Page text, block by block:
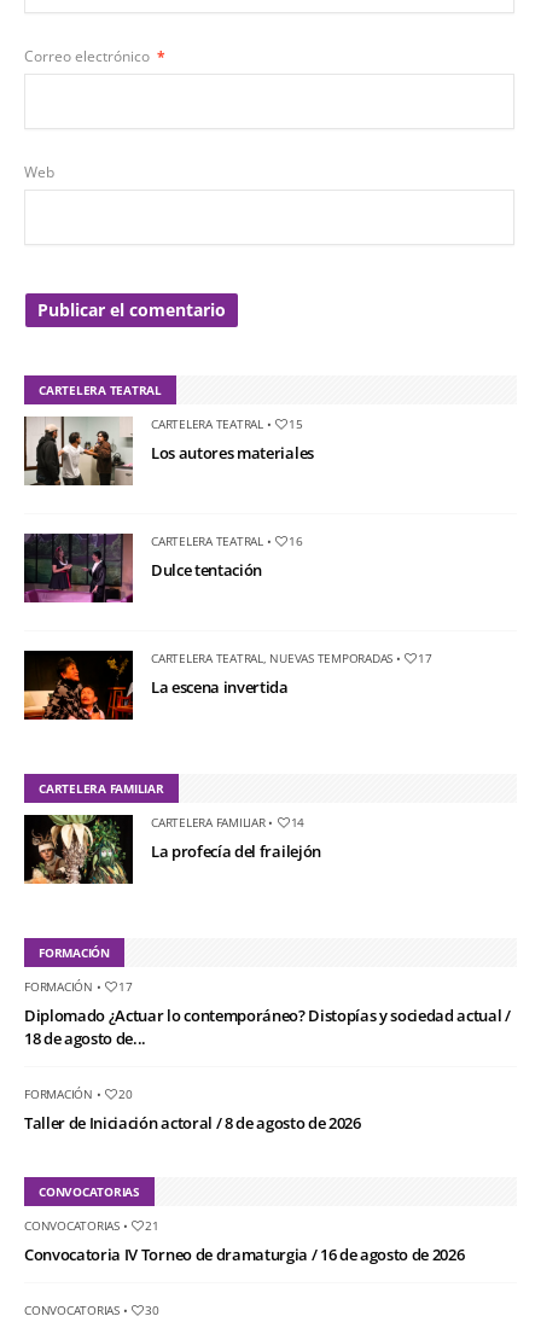
Correo electrónico *
Web
CARTELERA TEATRAL
CARTELERA TEATRAL• 15
Los autores materiales
CARTELERA TEATRAL• 16
Dulce tentación
CARTELERA TEATRAL, NUEVAS TEMPORADAS • 17
La escena invertida
CARTELERA FAMILIAR
CARTELERA FAMILIAR• 14
La profecía del frailejón
FORMACIÓN
FORMACIÓN • 17
Diplomado ¿Actuar lo contemporáneo? Distopías y sociedad actual /
18 de agosto de...
FORMACIÓN • 20
Taller de Iniciación actoral / 8 de agosto de 2026
CONVOCATORIAS
CONVOCATORIAS• 21
Convocatoria IV Torneo de dramaturgia / 16 de agosto de 2026
CONVOCATORIAS• 30